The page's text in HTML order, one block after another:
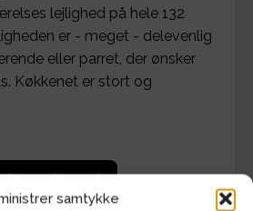
samtykke
lejlighed på hele 132
er - meget - delevenlig
eller parret, der ønsker
Køkkenet er stort og
og økonomi